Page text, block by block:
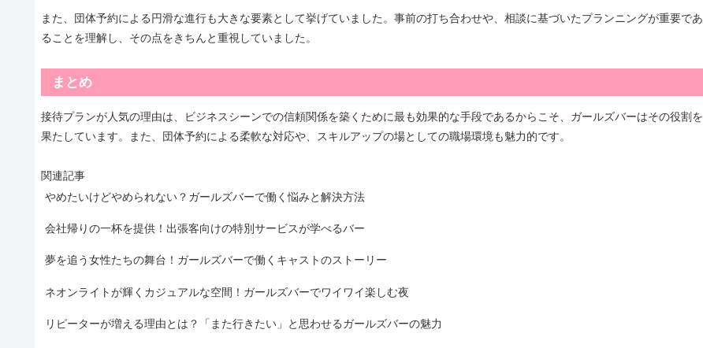
また、団体予約による円滑な進行も大きな要素として挙げていました。事前の打ち合わせや、相談に基づいたプランニングが重要であ
ることを理解し、その点をきちんと重視していました。
まとめ
接待プランが人気の理由は、ビジネスシーンでの信頼関係を築くために最も効果的な手段であるからこそ、ガールズバーはその役割を
果たしています。また、団体予約による柔軟な対応や、スキルアップの場としての職場環境も魅力的です。
関連記事
やめたいけどやめられない？ガールズバーで働く悩みと解決方法
会社帰りの一杯を提供！出張客向けの特別サービスが学べるバー
夢を追う女性たちの舞台！ガールズバーで働くキャストのストーリー
ネオンライトが輝くカジュアルな空間！ガールズバーでワイワイ楽しむ夜
リピーターが増える理由とは？「また行きたい」と思わせるガールズバーの魅力